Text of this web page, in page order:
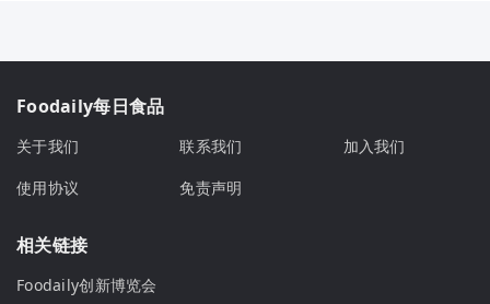
Foodaily每日食品
关于我们 联系我们
加入我们
使用协议
免责声明
相关链接
Foodaily创新博览会